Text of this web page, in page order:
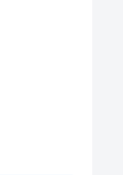
ニーズ”とフ